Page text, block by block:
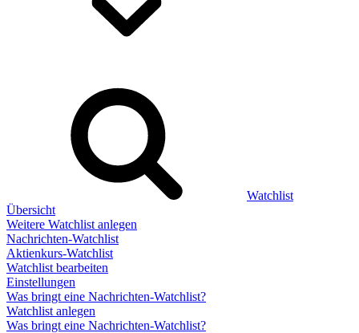
Watchlist
Übersicht
Weitere Watchlist anlegen
Nachrichten-Watchlist
Aktienkurs-Watchlist
Watchlist bearbeiten
Einstellungen
Was bringt eine Nachrichten-Watchlist?
Watchlist anlegen
Was bringt eine Nachrichten-Watchlist?